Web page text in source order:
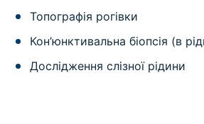
Топографія рогівки
Кон’юнктивальна біопсія (в
Дослідження слізної рідини